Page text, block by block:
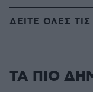
ΔΕΙΤΕ ΟΛΕΣ ΤΙΣ
ΤΑ ΠΙΟ